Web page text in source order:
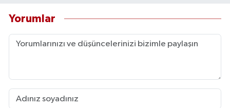
Yorumlar